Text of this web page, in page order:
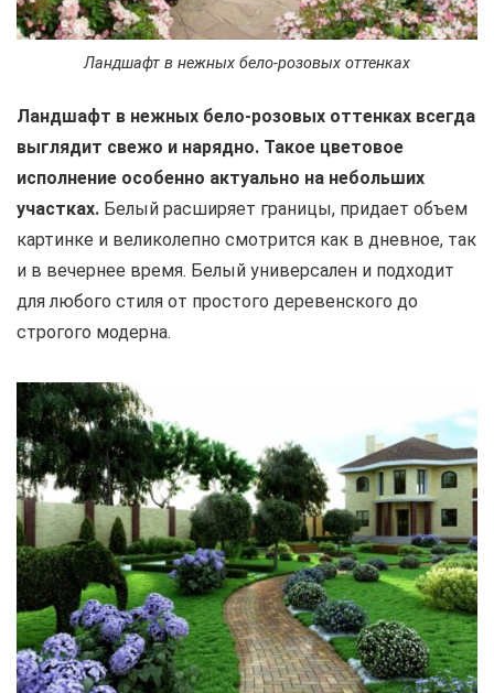
Ландшафт в нежных бело-розовых оттенках
Ландшафт в нежных бело-розовых оттенках всегда
выглядит свежо и нарядно. Такое цветовое
исполнение особенно актуально на небольших
участках. Белый расширяет границы, придает объем
картинке и великолепно смотрится как в дневное, так
и в вечернее время. Белый универсален и подходит
для любого стиля от простого деревенского до
строгого модерна.